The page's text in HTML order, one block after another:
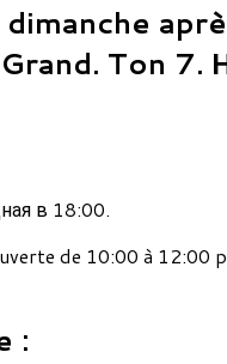
Ton 7.
в 18:00.
de 10:00 à
: